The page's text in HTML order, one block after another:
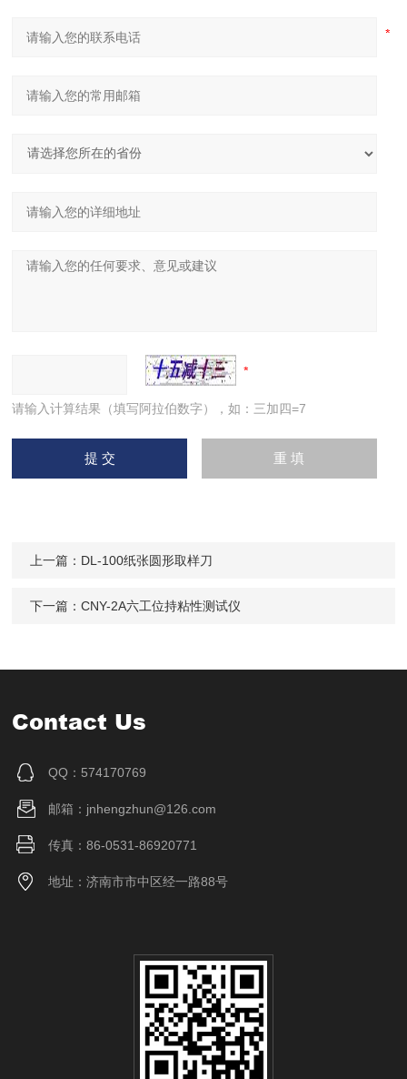
请输入计算结果（填写阿拉伯数字），如：三加四=7
上一篇： DL-100纸张圆形取样刀
下一篇：CNY-2A六工位持粘性测试仪
Contact Us
QQ：574170769
邮箱：jnhengzhun@126.com
传真：86-0531-86920771
地址：济南市市中区经一路88号